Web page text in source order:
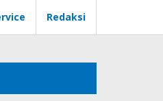
Redaksi